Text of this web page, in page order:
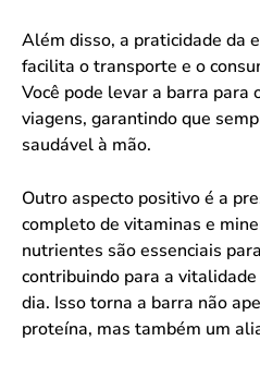
Além disso, a praticidade da
facilita o transporte e o
Você pode levar a barra para
viagens, garantindo que
saudável à mão.
Outro aspecto positivo é a
completo de vitaminas e
nutrientes são essenciais
contribuindo para a
dia. Isso torna a barra não
proteína, mas também um